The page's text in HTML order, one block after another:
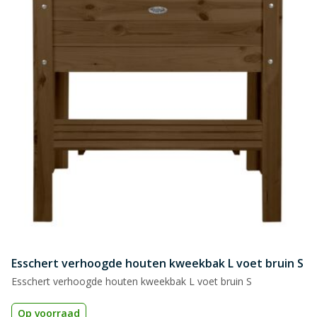
Esschert verhoogde houten kweekbak L voet bruin S
Esschert verhoogde houten kweekbak L voet bruin S
Op voorraad